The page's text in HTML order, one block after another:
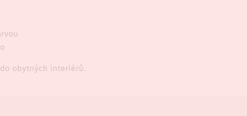
obytných interiérů.